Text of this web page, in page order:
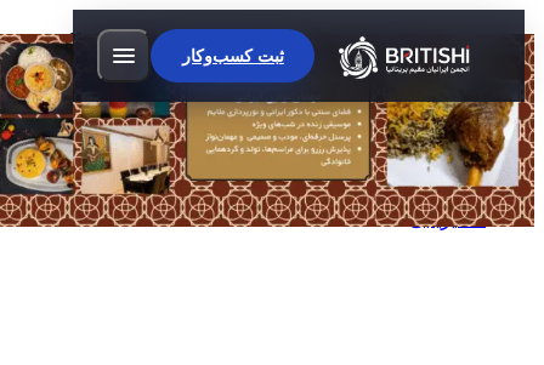
ثبت کسب‌وکار رستوران ابشار لندن
آگهی
تایید شده
غذای اصیل ایرانی، سرو شده با عشق
تماس بگیرید
مسیریابی